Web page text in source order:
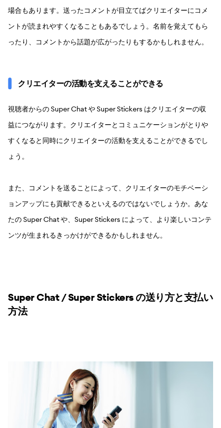
場合もあります。送ったコメントが目立てばクリエイターにコメ
ントが読まれやすくなることもあるでしょう。名前を覚えてもら
ったり、コメントから話題が広がったりもするかもしれません。
クリエイターの活動を支えることができる
視聴者からの Super Chat や Super Stickers はクリエイターの収
益につながります。クリエイターとコミュニケーションがとりや
すくなると同時にクリエイターの活動を支えることができるでし
ょう。
また、コメントを送ることによって、クリエイターのモチベーシ
ョンアップにも貢献できるといえるのではないでしょうか。あな
たの Super Chat や、Super Stickers によって、より楽しいコンテ
ンツが生まれるきっかけができるかもしれません。
Super Chat / Super Stickers の送り方と支払い
方法